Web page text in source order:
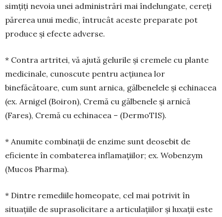
simțiți nevoia unei ad­ministrări mai îndelungate, cereți
părerea unui medic, întrucât aceste preparate pot
produce și efecte adverse.
* Contra artritei, vă ajută gelurile și cremele cu plante
medicinale, cunoscute pentru acțiunea lor
binefăcătoare, cum sunt arnica, gălbenelele și echinacea
(ex. Arnigel (Boiron), Cremă cu găl­benele și arnică
(Fares), Cremă cu echinacea – (DermoTIS).
* Anumite combinații de enzime sunt deosebit de
eficiente în combaterea inflamațiilor; ex. Wo­benzym
(Mucos Pharma).
* Dintre remediile homeopate, cel mai potri­vit în
situațiile de suprasolicitare a articulațiilor și luxații este